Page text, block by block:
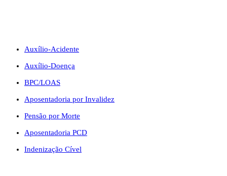
Auxílio-Acidente
Auxílio-Doença
BPC/LOAS
Aposentadoria por Invalidez
Pensão por Morte
Aposentadoria PCD
Indenização Cível